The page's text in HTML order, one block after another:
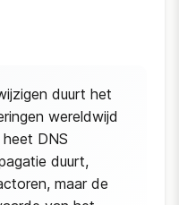
duurt het
wereldwijd
DNS
duurt,
maar de